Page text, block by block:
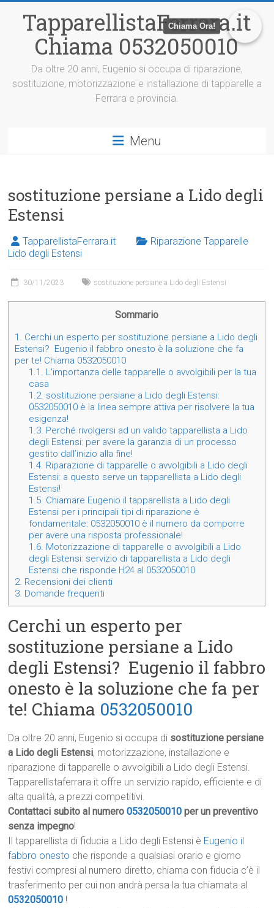
TapparellistaFerrara.it
Chiama 0532050010
Da oltre 20 anni, Eugenio si occupa di riparazione,
sostituzione, motorizzazione e installazione di tapparelle a
Ferrara e provincia.
Menu
sostituzione persiane a Lido degli
Estensi
TapparellistaFerrara.it
Riparazione Tapparelle
Lido degli Estensi
30/11/2023 sostituzione persiane a Lido degli Estensi
Sommario
1. Cerchi un esperto per sostituzione persiane a Lido degli
Estensi? Eugenio il fabbro onesto è la soluzione che fa
per te! Chiama 0532050010
1.1. L’importanza delle tapparelle o avvolgibili per la tua
casa
1.2. sostituzione persiane a Lido degli Estensi:
0532050010 è la linea sempre attiva per risolvere la tua
esigenza!
1.3. Perché rivolgersi ad un valido tapparellista a Lido
degli Estensi: per avere la garanzia di un processo
gestito dall’inizio alla fine!
1.4. Riparazione di tapparelle o avvolgibili a Lido degli
Estensi: a questo serve un tapparellista a Lido degli
Estensi!
1.5. Chiamare Eugenio il tapparellista a Lido degli
Estensi per i principali tipi di riparazione è
fondamentale: 0532050010 è il numero da comporre
per avere una risposta professionale!
1.6. Motorizzazione di tapparelle o avvolgibili a Lido
degli Estensi: servizio di tapparellista a Lido degli
Estensi che risponde H24 al 0532050010
2. Recensioni dei clienti
3. Domande frequenti
Cerchi un esperto per
sostituzione persiane a Lido
degli Estensi? Eugenio il fabbro
onesto è la soluzione che fa per
te! Chiama 0532050010
Da oltre 20 anni, Eugenio si occupa di sostituzione persiane
a Lido degli Estensi, motorizzazione, installazione e
riparazione di tapparelle o avvolgibili a Lido degli Estensi.
Tapparellistaferrara.it offre un servizio rapido, efficiente e di
alta qualità, a prezzi competitivi.
Contattaci subito al numero0532050010 per un preventivo
senza impegno!
Il tapparellista di fiducia a Lido degli Estensi è Eugenio il
fabbro onesto che risponde a qualsiasi orario e giorno
festivi compresi al numero diretto, chiama con fiducia c’è il
trasferimento per cui non andrà persa la tua chiamata al
0532050010 !
Chiama Ora!